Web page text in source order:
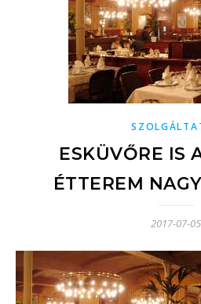
ESKÜVŐRE IS
ÉTTEREM
2017-07-05